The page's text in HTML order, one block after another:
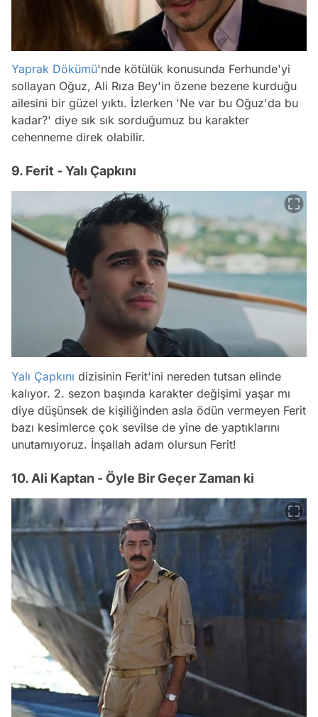
Yaprak Dökümü'nde kötülük konusunda Ferhunde'yi
sollayan Oğuz, Ali Rıza Bey'in özene bezene kurduğu
ailesini bir güzel yıktı. İzlerken 'Ne var bu Oğuz'da bu
kadar?' diye sık sık sorduğumuz bu karakter
cehenneme direk olabilir.
9. Ferit - Yalı Çapkını
Yalı Çapkını dizisinin Ferit'ini nereden tutsan elinde
kalıyor. 2. sezon başında karakter değişimi yaşar mı
diye düşünsek de kişiliğinden asla ödün vermeyen Ferit
bazı kesimlerce çok sevilse de yine de yaptıklarını
unutamıyoruz. İnşallah adam olursun Ferit!
10. Ali Kaptan - Öyle Bir Geçer Zaman ki